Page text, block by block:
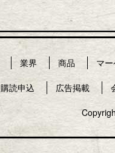
業界 商品 マ
購読申込 広告掲載